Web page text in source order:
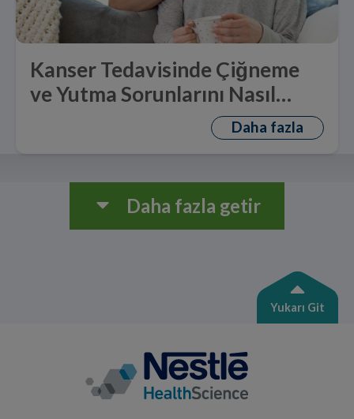
Kanser Tedavisinde Çiğneme
ve Yutma Sorunlarını Nasıl
Daha fazla
Daha fazla getir
Yukarı Git